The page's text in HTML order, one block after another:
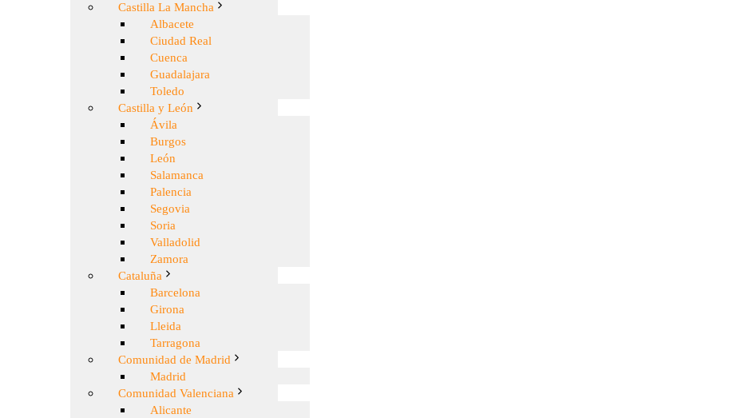
Castilla La Mancha
Albacete
Ciudad Real
Cuenca
Guadalajara
Toledo
Castilla y León
Ávila
Burgos
León
Salamanca
Palencia
Segovia
Soria
Valladolid
Zamora
Cataluña
Barcelona
Girona
Lleida
Tarragona
Comunidad de Madrid
Madrid
Comunidad Valenciana
Alicante